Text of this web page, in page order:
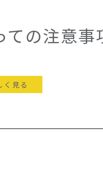
ての注意事
く見る